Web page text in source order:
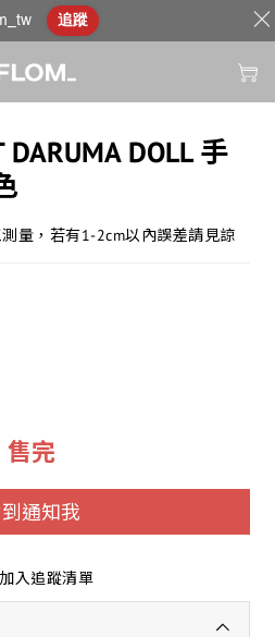
DARUMA DOLL 手
量，若有1-2cm以內誤差請見諒
售完
通知我
加入追蹤清單
追蹤